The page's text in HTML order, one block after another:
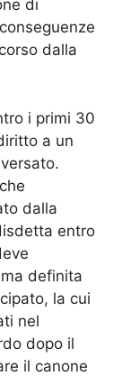
di
dalla
i primi 30
a un
dalla
entro
definita
la cui
nel
dopo il
il canone